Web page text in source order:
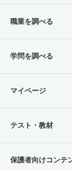
職業を調べる
学問を調べる
マイページ
テスト・教材
保護者向けコンテ